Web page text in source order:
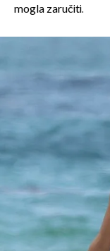
mogla zaručiti.